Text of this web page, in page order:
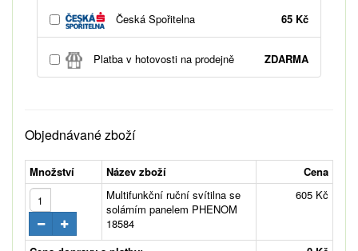
Česká Spořitelna 65 Kč
Platba v hotovosti na prodejně ZDARMA
Objednávané zboží
Množství Název zboží
Cena
Multifunkční ruční svítilna se
solárním panelem PHENOM
18584
605 Kč